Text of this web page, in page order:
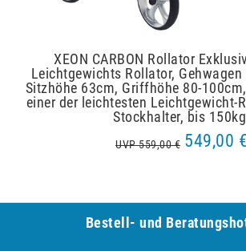
XEON CARBON Rollator
Leichtgewichts Rollator,
Sitzhöhe 63cm, Griffhöhe 80-
einer der leichtesten Leichtgewicht-
Stockhalter, bis 150kg
UVP 559,00 € 549,00 €
Bestell- und